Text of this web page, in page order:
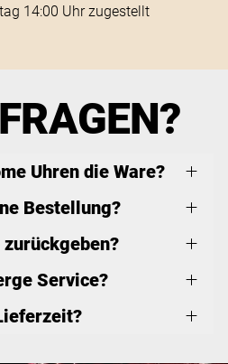
14:00 Uhr zugestellt
Uhren die Ware?
Bestellung?
Service?